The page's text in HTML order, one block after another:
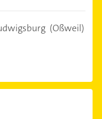
(Oßweil)